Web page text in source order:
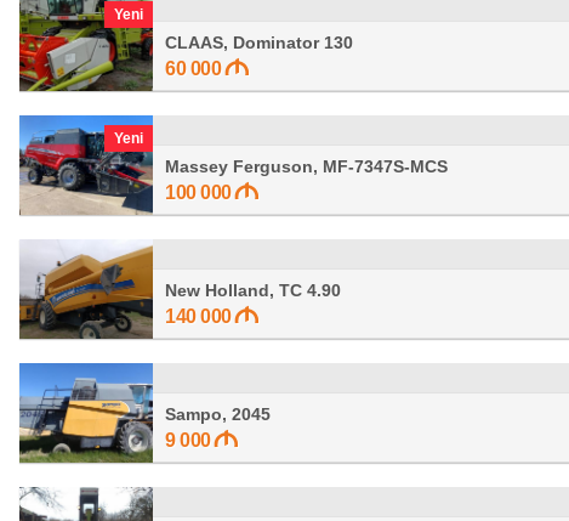
Yeni
CLAAS, Dominator 130
60 000
Yeni
Massey Ferguson, MF-7347S-MCS
100 000
New Holland, TC 4.90
140 000
Sampo, 2045
9 000